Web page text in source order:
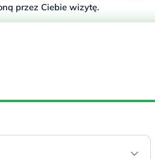
przez Ciebie wizytę.